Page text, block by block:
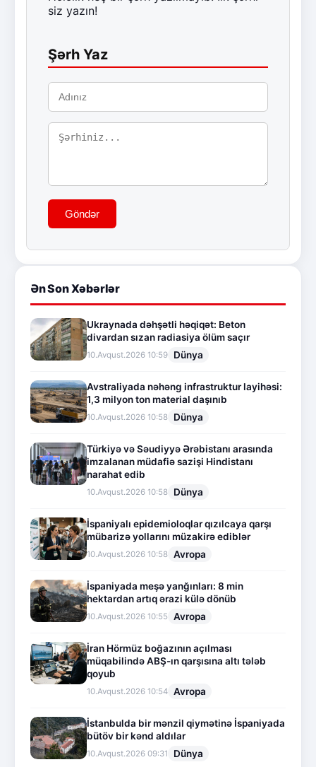
siz yazın!
Şərh Yaz
Göndər
Ən Son Xəbərlər
Ukraynada dəhşətli həqiqət: Beton
divardan sızan radiasiya ölüm saçır
10.Avqust.2026 10:59 Dünya
Avstraliyada nəhəng infrastruktur layihəsi:
1,3 milyon ton material daşınıb
10.Avqust.2026 10:58 Dünya
Türkiyə və Səudiyyə Ərəbistanı arasında
imzalanan müdafiə sazişi Hindistanı
narahat edib
10.Avqust.2026 10:58 Dünya
İspaniyalı epidemioloqlar qızılcaya qarşı
mübarizə yollarını müzakirə ediblər
10.Avqust.2026 10:58 Avropa
İspaniyada meşə yanğınları: 8 min
hektardan artıq ərazi külə dönüb
10.Avqust.2026 10:55 Avropa
İran Hörmüz boğazının açılması
müqabilində ABŞ-ın qarşısına altı tələb
qoyub
10.Avqust.2026 10:54 Avropa
İstanbulda bir mənzil qiymətinə İspaniyada
bütöv bir kənd aldılar
10.Avqust.2026 09:31 Dünya